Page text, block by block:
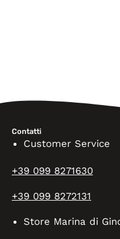
Contatti
Customer Service
+39 099 8271630
+39 099 8272131
Store Marina di